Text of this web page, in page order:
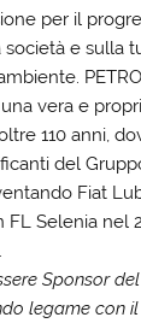
per il
e sulla
vera e
110 anni,
del
Fiat
FL Selenia nel
Sponsor
legame con